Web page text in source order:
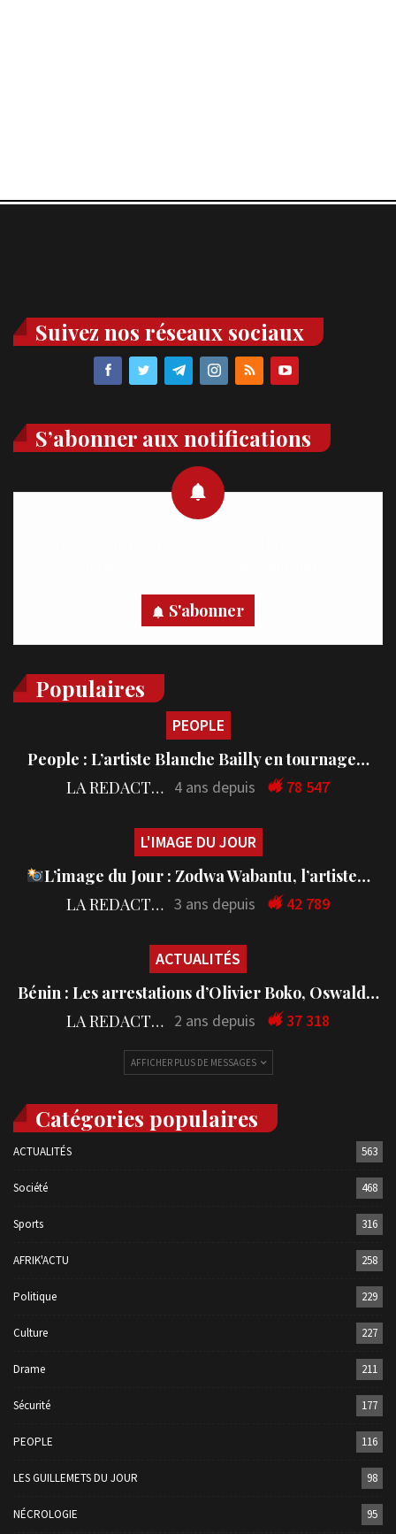
Suivez nos réseaux sociaux
S’abonner aux notifications
S'abonner
Populaires
PEOPLE
People : L’artiste Blanche Bailly en tournage…
LA REDACTION 4 ans depuis 78 547
L'IMAGE DU JOUR
L’image du Jour : Zodwa Wabantu, l’artiste…
LA REDACTION 3 ans depuis 42 789
ACTUALITÉS
Bénin : Les arrestations d’Olivier Boko, Oswald…
LA REDACTION 2 ans depuis 37 318
AFFICHER PLUS DE MESSAGES
Catégories populaires
ACTUALITÉS 563
Société 468
Sports 316
AFRIK'ACTU 258
Politique 229
Culture 227
Drame 211
Sécurité 177
PEOPLE 116
LES GUILLEMETS DU JOUR 98
NÉCROLOGIE 95